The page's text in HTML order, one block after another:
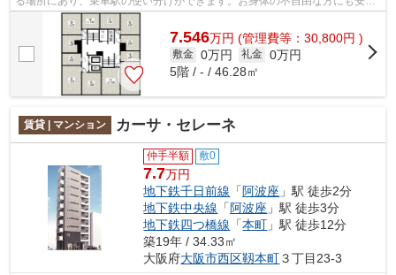
のエレベーター付き物件となっていま...
7.546万円 (管理費等：30,800円 )
敷金 0万円 礼金 0万円
5階 / - / 46.28㎡
賃貸 | マンション カーサ・セレーネ
仲手半額 敷0
7.7万円
地下鉄千日前線 「 阿波座 」駅 徒歩2分
地下鉄中央線 「 阿波座 」駅 徒歩3分
地下鉄四つ橋線 「本町 」駅 徒歩12分
築19年 / 34.33㎡
大阪府大阪市西区靱本町３丁目23-3